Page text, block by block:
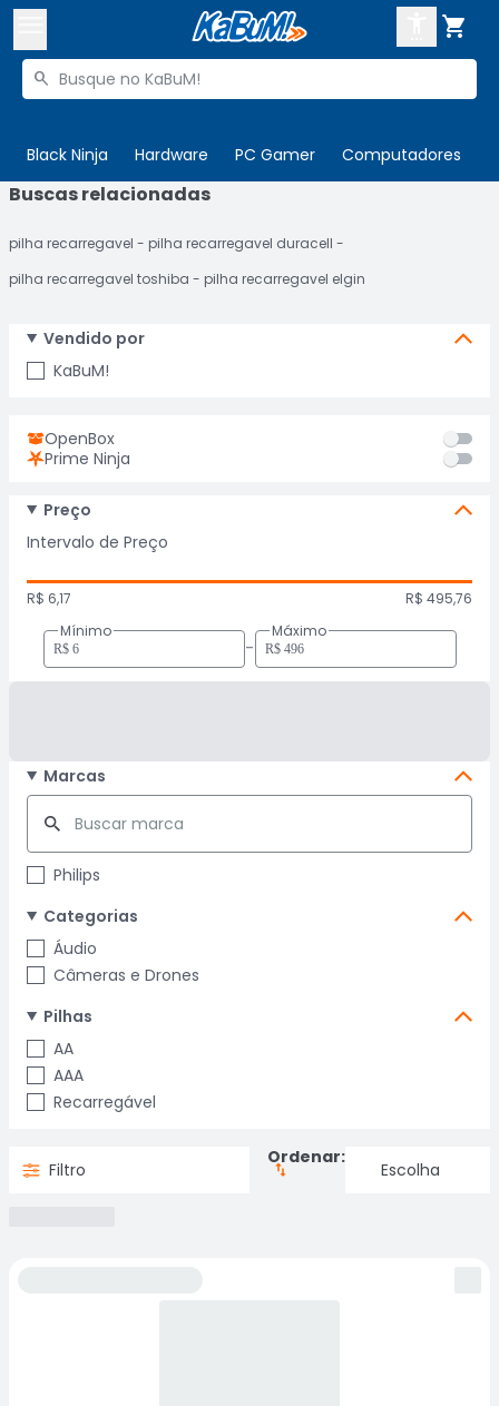

Buscar produtos

Black Ninja Hardware PC Gamer Computadores

 Departamentos
Mais Vendidos
ENTRE
CADASTRE-SE
Buscas relacionadas
pilha recarregavel
pilha recarregavel duracell
pilha recarregavel toshiba
pilha recarregavel elgin
Vendido por
KaBuM!
OpenBox
Prime Ninja
Preço
Intervalo de Preço
R$ 6,17
R$ 495,76
Mínimo
-
Máximo
Marcas
Philips
Categorias
Áudio
Câmeras e Drones
Pilhas
AA
AAA
Recarregável
Filtro
Ordenar: